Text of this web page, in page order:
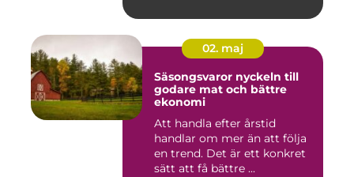
02. maj
Säsongsvaror nyckeln till
godare mat och bättre
ekonomi
Att handla efter årstid
handlar om mer än att följa
en trend. Det är ett konkret
sätt att få bättre ...